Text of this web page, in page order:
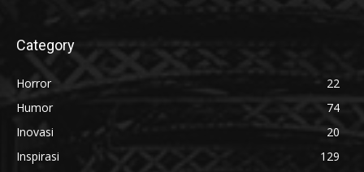
Category
Horror
22
Humor
74
Inovasi
20
Inspirasi
129